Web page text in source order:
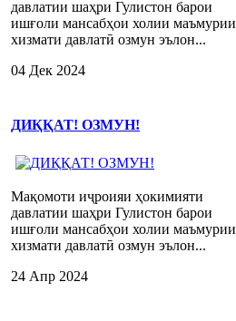
давлатии шаҳри Гулистон барои
ишғоли мансабҳои холии маъмурии
хизмати давлатӣ озмун эълон...
04 Дек 2024
ДИҚҚАТ! ОЗМУН!
Мақомоти иҷроияи ҳокимияти
давлатии шаҳри Гулистон барои
ишғоли мансабҳои холии маъмурии
хизмати давлатӣ озмун эълон...
24 Апр 2024